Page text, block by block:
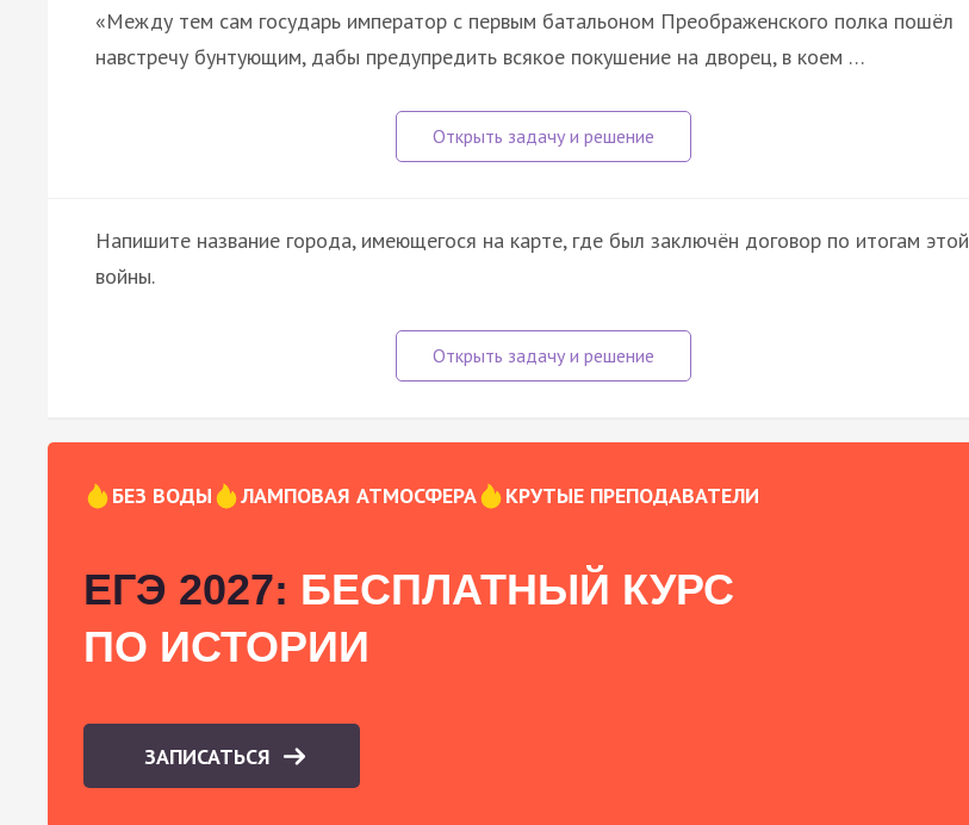
«Между тем сам государь император с первым батальоном Преображенского полка пошёл
навстречу бунтующим, дабы предупредить всякое покушение на дворец, в коем …
Напишите название города, имеющегося на карте, где был заключён договор по итогам этой
войны.
БЕЗ ВОДЫ ЛАМПОВАЯ АТМОСФЕРА КРУТЫЕ ПРЕПОДАВАТЕЛИ
ЕГЭ 2027: БЕСПЛАТНЫЙ КУРС
ПО ИСТОРИИ
ЗАПИСАТЬСЯ